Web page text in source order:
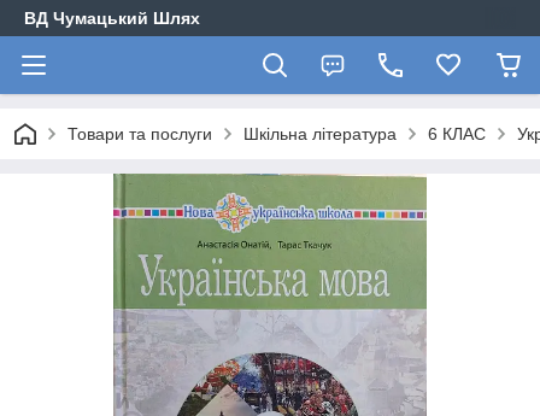
ВД Чумацький Шлях
Товари та послуги Шкільна література 6 КЛАС